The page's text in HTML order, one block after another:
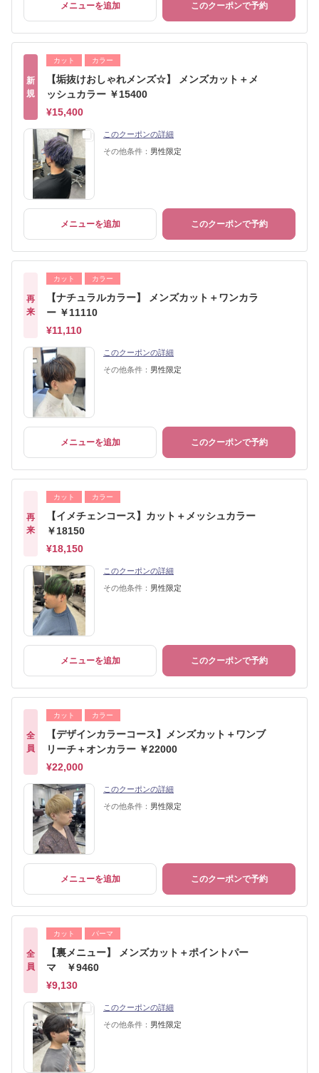
メニューを追加 このクーポンで予約
新
規
カット カラー
【垢抜けおしゃれメンズ☆】 メンズカット＋メ
ッシュカラー ￥15400
¥15,400
このクーポンの詳細
その他条件： 男性限定
メニューを追加 このクーポンで予約
再
来
カット カラー
【ナチュラルカラー】 メンズカット＋ワンカラ
ー ￥11110
¥11,110
このクーポンの詳細
その他条件： 男性限定
メニューを追加 このクーポンで予約
再
来
カット カラー
【イメチェンコース】カット＋メッシュカラー
￥18150
¥18,150
このクーポンの詳細
その他条件： 男性限定
メニューを追加 このクーポンで予約
全
員
カット カラー
【デザインカラーコース】メンズカット＋ワンブ
リーチ＋オンカラー ￥22000
¥22,000
このクーポンの詳細
その他条件： 男性限定
メニューを追加 このクーポンで予約
全
員
カット パーマ
【裏メニュー】 メンズカット＋ポイントパー
マ ￥9460
¥9,130
このクーポンの詳細
その他条件： 男性限定